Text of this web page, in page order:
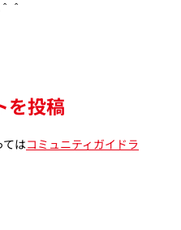
＾
を投稿
てはコミュニティガイドラ